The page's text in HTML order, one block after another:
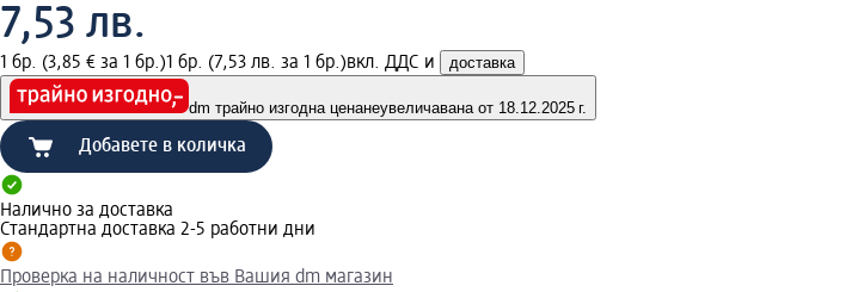
7,53 лв.
1 бр. (3,85 € за 1 бр.)1 бр. (7,53 лв. за 1 бр.)вкл. ДДС и доставка
dm трайно изгодна ценанеувеличавана от 18.12.2025 г.
Добавете в количка
Налично за доставка
Стандартна доставка 2-5 работни дни
Проверка на наличност във Вашия dm магазин